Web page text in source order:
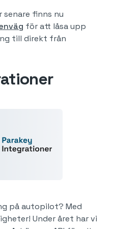
senare finns nu
för att låsa upp
till direkt från
på autopilot? Med
Under året har vi